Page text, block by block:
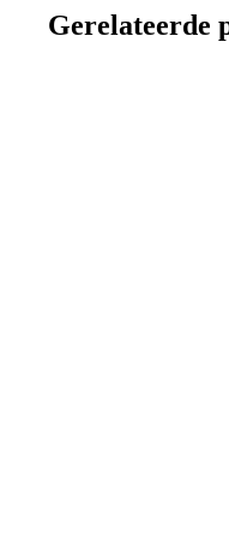
Gerelateerde